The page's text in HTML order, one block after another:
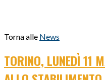
Torna alle News
TORINO, LUNEDÌ 11